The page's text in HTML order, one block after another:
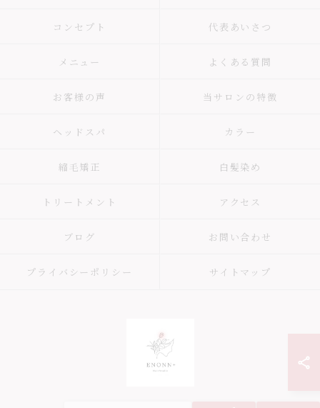
コンセプト 代表あいさつ
メニュー よくある質問
お客様の声 当サロンの特徴
ヘッドスパ カラー
縮毛矯正 白髪染め
トリートメント アクセス
ブログ お問い合わせ
プライバシーポリシー サイトマップ